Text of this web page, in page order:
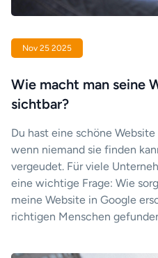
Nov 25 2025
Wie macht man seine
sichtbar?
Du hast eine schöne
wenn niemand sie finden
vergeudet. Für viele
eine wichtige Frage: Wie
meine Website in Google
richtigen Menschen